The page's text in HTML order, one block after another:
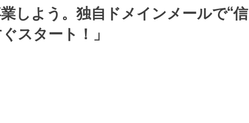
しよう。独自ドメインメールで“信
スタート！」